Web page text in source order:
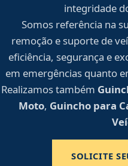
integridade
Somos referência na
remoção e suporte de
eficiência, segurança e
em emergências quanto
Realizamos também
Moto, Guincho para
SOLICITE